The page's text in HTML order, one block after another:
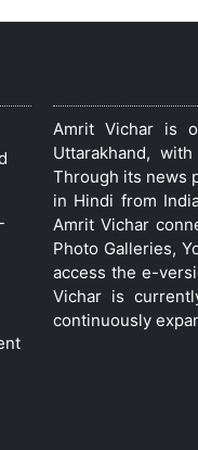
Amrit Vichar is
Uttarakhand,
Through its news
in Hindi from
Amrit Vichar
Photo Galleries,
access the e-
Vichar is
continuously